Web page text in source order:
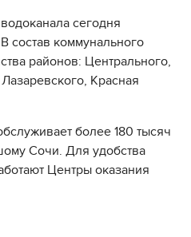
сегодня
состав коммунального
районов: Центрального,
Красная
более 180 тысяч
Сочи. Для удобства
Центры оказания